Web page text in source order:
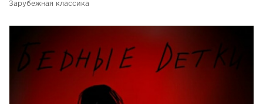
Зарубежная классика